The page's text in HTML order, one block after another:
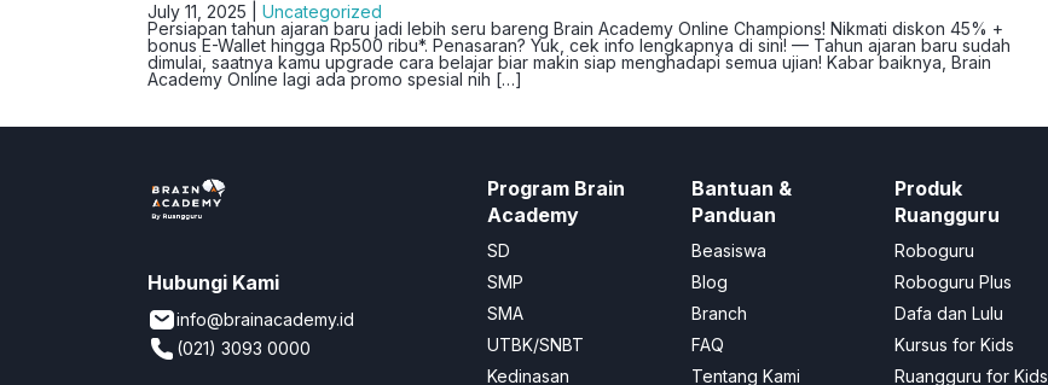
July 11, 2025 | Uncategorized
Persiapan tahun ajaran baru jadi lebih seru bareng Brain Academy Online Champions! Nikmati diskon 45% +
bonus E-Wallet hingga Rp500 ribu*. Penasaran? Yuk, cek info lengkapnya di sini! — Tahun ajaran baru sudah
dimulai, saatnya kamu upgrade cara belajar biar makin siap menghadapi semua ujian! Kabar baiknya, Brain
Academy Online lagi ada promo spesial nih […]
Hubungi Kami
info@brainacademy.id
(021) 3093 0000
Program Brain
Academy
SD
SMP
SMA
UTBK/SNBT
Kedinasan
Bantuan &
Panduan
Beasiswa
Blog
Branch
FAQ
Tentang Kami
Produk
Ruangguru
Roboguru
Roboguru Plus
Dafa dan Lulu
Kursus for Kids
Ruangguru for Kids